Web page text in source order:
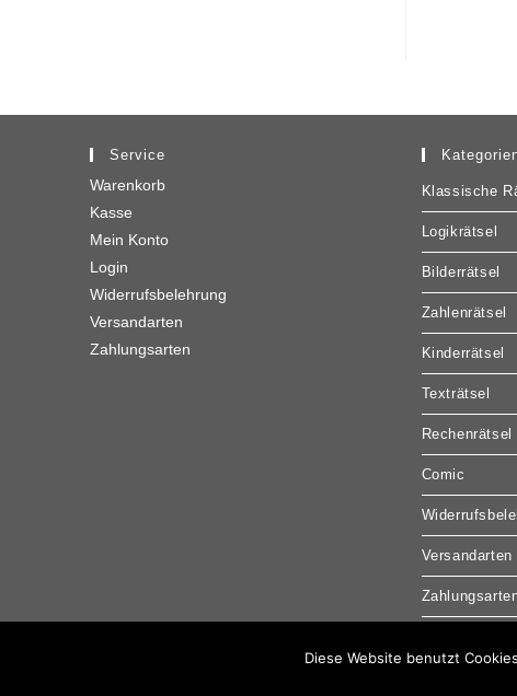
Service
Warenkorb
Kasse
Mein Konto
Login
Widerrufsbelehrung
Versandarten
Zahlungsarten
Klassische
Logikrätsel
Bilderrätsel
Zahlenrätsel
Kinderrätsel
Texträtsel
Rechenrätsel
Comic
Versandarten
Diese Website benutzt